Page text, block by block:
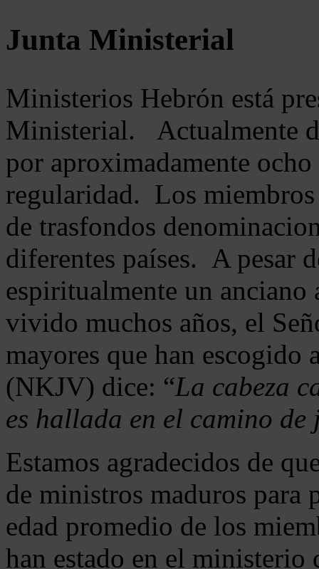
Junta Ministerial
Ministerios Hebrón está
Ministerial. Actualmente
por aproximadamente
regularidad. Los
de trasfondos
diferentes países. A pesar
espiritualmente un
vivido muchos años, el
mayores que han
(NKJV) dice: “La cabeza
es hallada en el camino de
Estamos agradecidos de
de ministros maduros
edad promedio de los
han estado en el ministerio